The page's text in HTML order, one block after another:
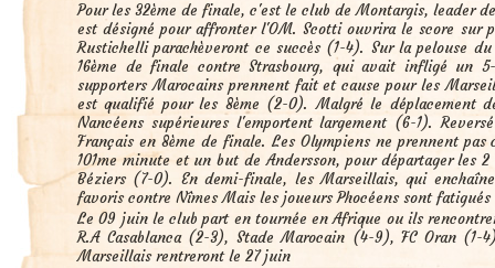
Pour les 32ème de finale, c'est le club de Montargis, leader
est désigné pour affronter l'OM. Scotti ouvrira le score sur
Rustichelli parachèveront ce succès (1-4). Sur la pelouse
16ème de finale contre Strasbourg, qui avait infligé un
supporters Marocains prennent fait et cause pour les
est qualifié pour les 8ème (2-0). Malgré le déplacement
Nancéens supérieures l'emportent largement (6-1).
Français en 8ème de finale. Les Olympiens ne prennent
101me minute et un but de Andersson, pour départager les
Béziers (7-0). En demi-finale, les Marseillais, qui
favoris contre Nîmes Mais les joueurs Phocéens sont
Le 09 juin le club part en tournée en Afrique ou ils
R.A Casablanca (2-3), Stade Marocain (4-9), FC Oran
Marseillais rentreront le 27 juin